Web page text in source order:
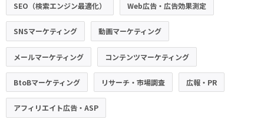
SEO（検索エンジン最適化） Web広告・広告効果測定
SNSマーケティング 動画マーケティング
メールマーケティング コンテンツマーケティング
BtoBマーケティング リサーチ・市場調査 広報・PR
アフィリエイト広告・ASP